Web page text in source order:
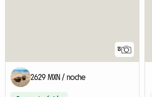
13
2629 MXN / noche